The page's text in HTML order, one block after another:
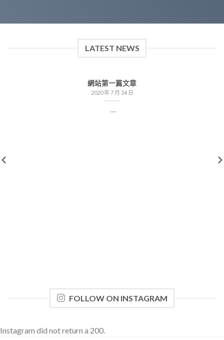
LATEST NEWS
網站第一篇文章
2020 年 7 月 24 日
....
FOLLOW ON INSTAGRAM
Instagram did not return a 200.